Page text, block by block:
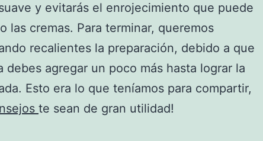
y evitarás el enrojecimiento que puede
las cremas. Para terminar, queremos
recalientes la preparación, debido a que
debes agregar un poco más hasta lograr la
Esto era lo que teníamos para compartir,
te sean de gran utilidad!